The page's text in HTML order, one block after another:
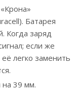
Батарея
Когда заряд
если же
легко заменить
на 39 мм.